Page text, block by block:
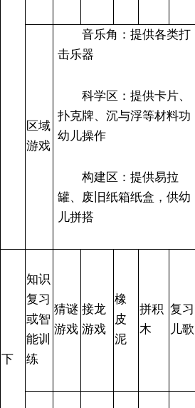
区域
游戏
音乐角：提供各类打
击乐器
科学区：提供卡片、
扑克牌、沉与浮等材料功
幼儿操作
构建区：提供易拉
罐、废旧纸箱纸盒，供幼
儿拼搭
下
知识
复习
或智
能训
练
猜谜
游戏
接龙
游戏
橡
皮
泥
拼积
木
复习
儿歌